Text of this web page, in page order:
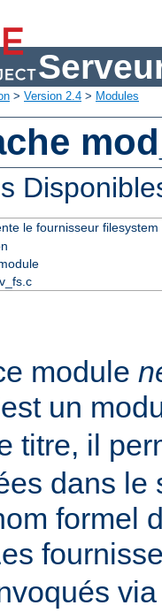
> Version 2.4 > Modules
le fournisseur
module
un
titre, il
dans le
formel